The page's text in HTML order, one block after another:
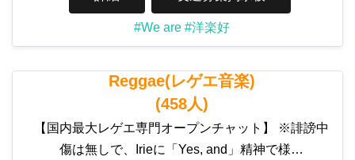
#We are #洋楽好
Reggae(レゲエ音楽)
(458人)
【国内最大レゲエ専門オープンチャット】 ※誹謗中
傷は無しで、Irieに「Yes, and」精神で様…